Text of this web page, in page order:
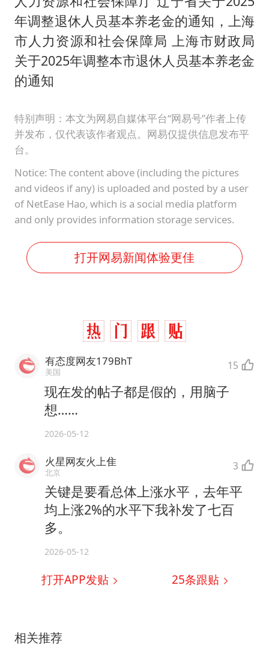
年调整退休人员基本养老金的通知，上海
市人力资源和社会保障局 上海市财政局
关于2025年调整本市退休人员基本养老金
的通知
特别声明：本文为网易自媒体平台“网易号”作者上传
并发布，仅代表该作者观点。网易仅提供信息发布平
台。
Notice: The content above (including the pictures
and videos if any) is uploaded and posted by a user
of NetEase Hao, which is a social media platform
and only provides information storage services.
打开网易新闻体验更佳
有态度网友179BhT
美国 15
现在发的帖子都是假的，用脑子
想……
2026-05-12
火星网友火上隹
北京 3
关键是要看总体上涨水平，去年平
均上涨2%的水平下我补发了七百
多。
2026-05-12
打开APP发贴 25条跟贴
相关推荐